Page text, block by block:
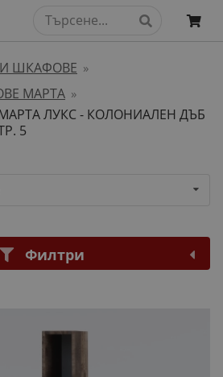
ШКАФОВЕ »
МАРТА »
ЛУКС - КОЛОНИАЛЕН ДЪБ
5
Филтри